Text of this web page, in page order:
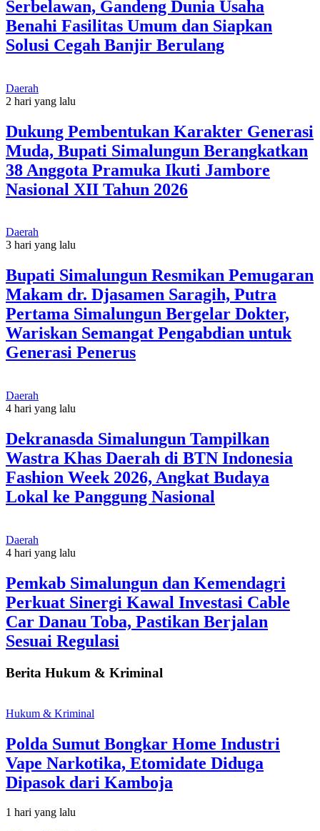
Serbelawan, Gandeng Dunia Usaha
Benahi Fasilitas Umum dan Siapkan
Solusi Cegah Banjir Berulang
Daerah
2 hari yang lalu
Dukung Pembentukan Karakter Generasi
Muda, Bupati Simalungun Berangkatkan
38 Anggota Pramuka Ikuti Jambore
Nasional XII Tahun 2026
Daerah
3 hari yang lalu
Bupati Simalungun Resmikan Pemugaran
Makam dr. Djasamen Saragih, Putra
Pertama Simalungun Bergelar Dokter,
Wariskan Semangat Pengabdian untuk
Generasi Penerus
Daerah
4 hari yang lalu
Dekranasda Simalungun Tampilkan
Wastra Khas Daerah di BTN Indonesia
Fashion Week 2026, Angkat Budaya
Lokal ke Panggung Nasional
Daerah
4 hari yang lalu
Pemkab Simalungun dan Kemendagri
Perkuat Sinergi Kawal Investasi Cable
Car Danau Toba, Pastikan Berjalan
Sesuai Regulasi
Berita Hukum & Kriminal
Hukum & Kriminal
Polda Sumut Bongkar Home Industri
Vape Narkotika, Etomidate Diduga
Dipasok dari Kamboja
1 hari yang lalu